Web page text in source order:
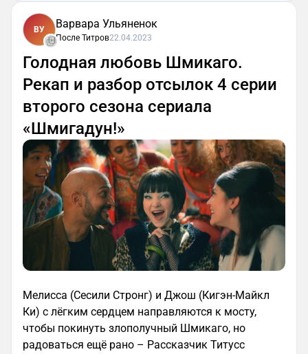
ВУ Варвара Ульяненок
После Титров22.04.2023
Голодная любовь Шмикаго.
Рекап и разбор отсылок 4 серии
второго сезона сериала
«Шмигадун!»
Мелисса (Сесили Стронг) и Джош (Кигэн-Майкл
Ки) с лёгким сердцем направляются к мосту,
чтобы покинуть злополучный Шмикаго, но
радоваться ещё рано – Рассказчик Титусс